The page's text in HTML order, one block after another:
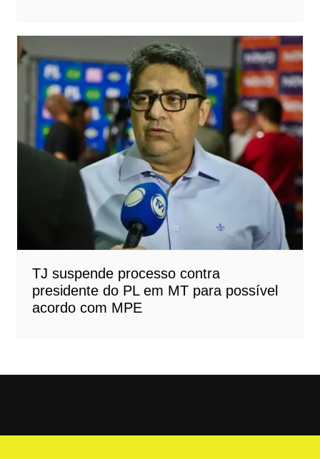
TJ suspende processo contra
presidente do PL em MT para possível
acordo com MPE